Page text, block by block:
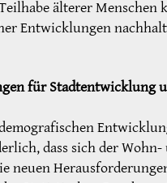
älterer Menschen
Entwicklungen
für Stadtentwicklung
dass sich der Wohn-
neuen